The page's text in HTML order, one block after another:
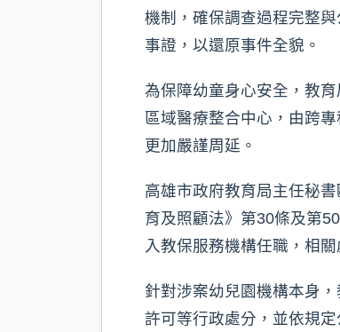
機制，確保調查過程完整
事證，以還原事件全貌。
為保障幼童身心安全，教
區域醫療整合中心，由跨
更加嚴謹周延。
高雄市政府教育局主任秘
育及照顧法》第30條及第
入教保服務機構任職，相
針對涉案幼兒園機構本身
許可等行政處分，並依規